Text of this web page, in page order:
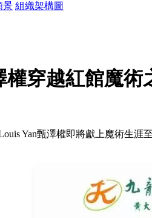
景 組織架構圖
權穿越紅館魔術
Yan甄澤權即將獻上魔術生涯